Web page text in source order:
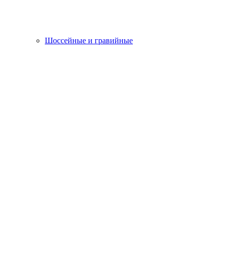
Шоссейные и гравийные